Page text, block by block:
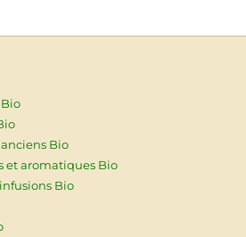
Bio
et aromatiques Bio
Bio